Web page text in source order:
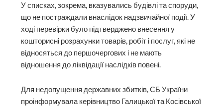
У списках, зокрема, вказувались будівлі та споруди,
що не постраждали внаслідок надзвичайної події. У
ході перевірки було підтверджено внесення у
кошторисні розрахунки товарів, робіт і послуг, які не
відносяться до першочергових і не мають
відношення до ліквідації наслідків повені.
Для недопущення державних збитків, СБ України
проінформувала керівництво Галицької та Косівської